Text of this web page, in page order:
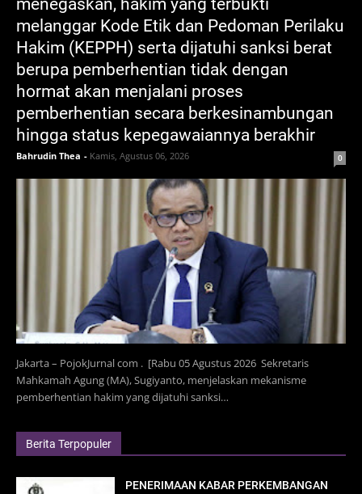
menegaskan, hakim yang terbukti
melanggar Kode Etik dan Pedoman Perilaku
Hakim (KEPPH) serta dijatuhi sanksi berat
berupa pemberhentian tidak dengan
hormat akan menjalani proses
pemberhentian secara berkesinambungan
hingga status kepegawaiannya berakhir
Bahrudin Thea - Kamis, Agustus 06, 2026 0
Jakarta – PojokJurnal com . [Rabu 05 Agustus 2026 Sekretaris
Mahkamah Agung (MA), Sugiyanto, menjelaskan mekanisme
pemberhentian hakim yang dijatuhi sanksi…
Berita Terpopuler
PENERIMAAN KABAR PERKEMBANGAN